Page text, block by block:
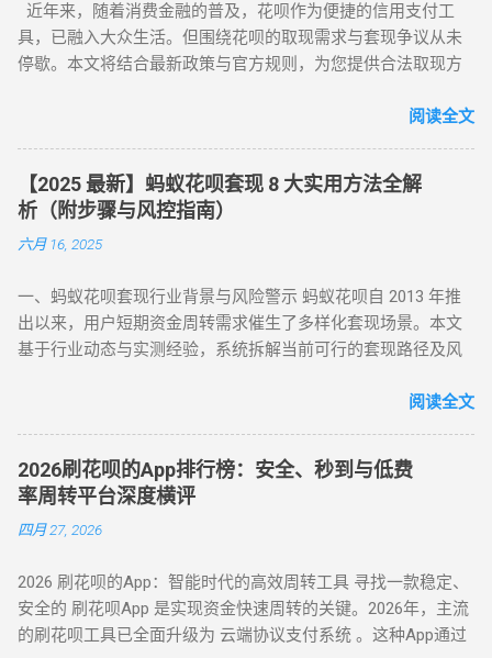
呗：门店扫码套现法，秒到账的快捷操作 对于未触发风控的花
呗账户，最直接的套现方式是通过实体门店完成。 操作步骤如
下： 寻找支持花呗的实体商家 ：如便利店、餐饮店等，确认其
款码，选择花呗支付指定金额。 实时结算 ：商家收到款项后，
扣除手续费将资金转回用户账户。此方法无需复杂流程，资金
秒到账，尤其适合小额至中大额的套现需求，是 “花呗怎么套
现” 最便捷的答案。 二、普通风控账户：线上商城虚拟交易，
绕过限额限制 若花呗账户因使用异常触发普通风控（单笔限额
500-1000 元），可通过线上商城的虚拟交易模式实现套现。 具
风控账户兼容性较高的平台。 创建虚拟订单 ：选购电子卡券、
话费充值等虚拟商品，使用花呗支付。 模拟物流确认 ：商家提
供虚假物流信息后，用户在订单页面点击 “确认收货”。 快速回
法通过模拟真实购物场景，有效规避单笔限额，是 “花呗套现教
程” 中针对普通风控的核心策略。 三、深度风控账户：代付模
式破解，20-100 元也能全额套现 针对仅能支付 20-100 元或完
全无法交易的深度风控账户，代付模式成为终极解决方案。 操
（如小米商城、淘宝天猫），生成代付二维码。 扫码代付 ：用
户使用支付宝扫描代付码，选择花呗完成支付。 资金流转 ：商
家确认收款后，扣除手续费将资金转入用户账户。此方法突破
所有风控限制，即使花呗被深度风控也能实现套现，是...
近年来，随着消费金融的普及，花呗作为便捷的信用支付工
具，已融入大众生活。但围绕花呗的取现需求与套现争议从未
停歇。本文将结合最新政策与官方规则，为您提供合法取现方
为何限制套现？官方明令禁止的三大原因 花呗自 2015 年上线
景。以下是套现行为被严格限制的核心原因： 法律风险 ：套现
属于非法资金转移行为，涉及虚构交易、虚假退款等操作，可
能触犯《反洗钱法》及金融监管条例。 账户安全 ：第三方套现
平台常伴随信息泄露、诈骗风险，导致用户资金损失或账户被
结、芝麻分下降，甚至影响个人征信记录。 据 2024 年央行数
据显示，因套现被关闭花呗功能的用户同比增长 37%，部分用
户更因违规操作被列入金融机构黑名单。 二、2025 年花呗取现
付宝于近期升级「备用金」功能，实现花呗额度直接取现至银
行卡。具体操作步骤如下： 入口激活 ：打开支付宝 APP → 点
击「我的」→ 进入「花呗」页面，找到「备用金」开通入口。
额度确认 ：备用金额度与花呗可用额度实时同步（部分用户享
额外专享额度），支持最低 1 元起取。 验证流程 ：按提示完成
刷脸认证，确认利率及还款规则。 资金划转 ：输入取现金额
到账。 关键提示 ： 取现后花呗额度同步扣减，还款与花呗账
单合并，支持随时提前结清且无手续费。 备用金年化利率 7.2%
起，低于多数套现平台的高额手续费（通常达 10%-15%）。
阅读全文
【2025 最新】蚂蚁花呗套现 8 大实用方法全解
析（附步骤与风控指南）
六月 16, 2025
一、蚂蚁花呗套现行业背景与风险警示 蚂蚁花呗自 2013 年推
出以来，用户短期资金周转需求催生了多样化套现场景。本文
基于行业动态与实测经验，系统拆解当前可行的套现路径及风
行为存在账户限制风险，需谨慎评估 ）。 二、2025 年花呗套
型 —— 小额应急首选 方法 1：可信商家扫码套现 操作流程 ：
通过资质认证平台获取实名商家收款码（需查验营业执照）；
花呗支付后，商家扣除 8%-15% 手续费实时返现至支付宝 / 微
信。 优势 ：10 分钟极速到账，操作极简 劣势 ：手续费偏高，
案 方法 2：电商平台虚拟卡券套现 操作流程 ： 在淘宝 / 天猫
购买京东 E 卡、加油卡等虚拟商品（单笔≤5000 元）； 通过
“京回收” 等卡券平台以 92-96 折出售，资金秒到银行卡。 优势
阅读全文
2026刷花呗的App排行榜：安全、秒到与低费
率周转平台深度横评
四月 27, 2026
2026 刷花呗的App：智能时代的高效周转工具 寻找一款稳定、
安全的 刷花呗App 是实现资金快速周转的关键。2026年，主流
的刷花呗工具已全面升级为 云端协议支付系统 。这种App通过